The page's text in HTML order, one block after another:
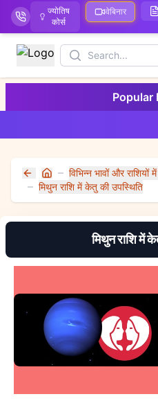
ज्योतिष
कोर्स
वेबिनार
Search
Popular
Home
विभिन्न भावों और राशियों
मिथुन राशि में केतु की उपस्थिति
मिथुन राशि में